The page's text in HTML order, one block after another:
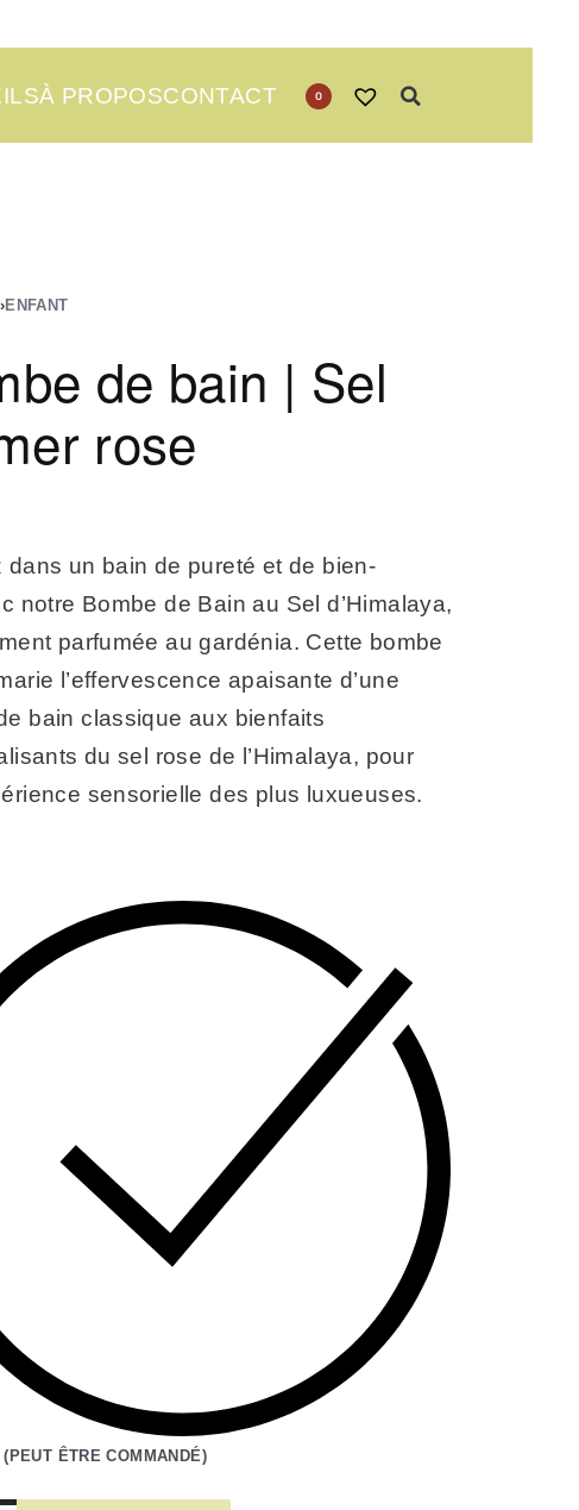
À PROPOSCONTACT 0
›ENFANT
de bain | Sel
rose
dans un bain de pureté et de bien-
notre Bombe de Bain au Sel d’Himalaya,
parfumée au gardénia. Cette bombe
l’effervescence apaisante d’une
bain classique aux bienfaits
du sel rose de l’Himalaya, pour
sensorielle des plus luxueuses.
ÊTRE COMMANDÉ)